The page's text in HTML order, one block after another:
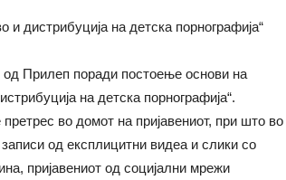
и дистрибуција на детска порнографија“
Прилеп поради постоење основи на
на детска порнографија“.
во домот на пријавениот, при што во
од експлицитни видеа и слики со
пријавениот од социјални мрежи